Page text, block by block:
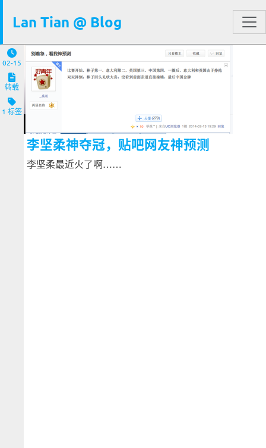
Lan Tian @ Blog
02-15
转载
1 标签
李坚柔神夺冠，贴吧网友神预测
李坚柔最近火了啊……